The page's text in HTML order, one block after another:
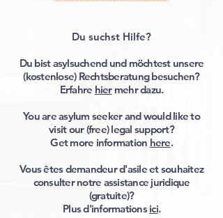
Du suchst Hilfe?
Du bist asylsuchend und möchtest unsere
(kostenlose) Rechtsberatung besuchen?
Erfahre hiermehr dazu.
You are asylum seeker and would like to
visit our (free) legal support?
Get more information here.
Vous êtes demandeur d'asile et souhaitez
consulter notre assistance juridique
(gratuite)?
Plus d'informationsici.